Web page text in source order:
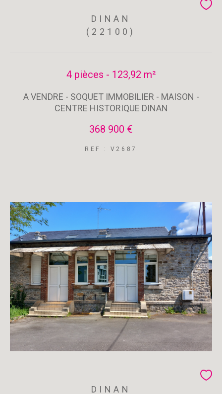
DINAN
(22100)
4 pièces - 123,92 m²
A VENDRE - SOQUET IMMOBILIER - MAISON -
CENTRE HISTORIQUE DINAN
368 900 €
REF : V2687
DINAN